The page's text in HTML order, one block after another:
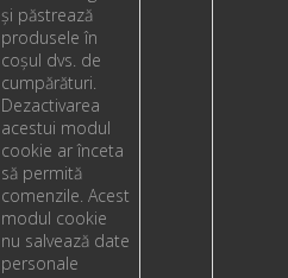
și păstrează
produsele în
coșul dvs. de
cumpărături.
Dezactivarea
acestui modul
cookie ar înceta
să permită
comenzile. Acest
modul cookie
nu salvează date
personale